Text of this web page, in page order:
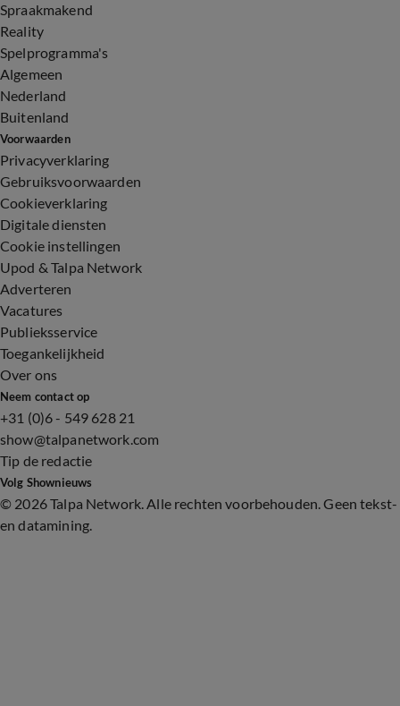
Spraakmakend
Reality
Spelprogramma's
Algemeen
Nederland
Buitenland
Voorwaarden
Privacyverklaring
Gebruiksvoorwaarden
Cookieverklaring
Digitale diensten
Cookie instellingen
Upod & Talpa Network
Adverteren
Vacatures
Publieksservice
Toegankelijkheid
Over ons
Neem contact op
+31 (0)6 - 549 628 21
show@talpanetwork.com
Tip de redactie
Volg Shownieuws
© 2026 Talpa Network. Alle rechten voorbehouden. Geen tekst-
en datamining.